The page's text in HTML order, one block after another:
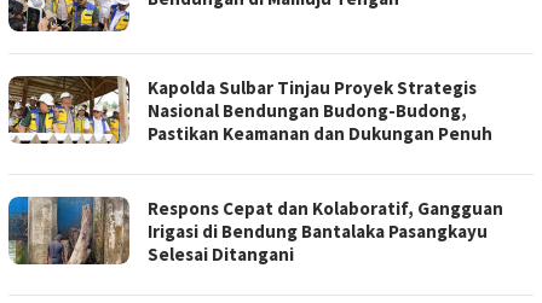
Kapolda Sulbar Tinjau Proyek Strategis
Nasional Bendungan Budong-Budong,
Pastikan Keamanan dan Dukungan Penuh
Respons Cepat dan Kolaboratif, Gangguan
Irigasi di Bendung Bantalaka Pasangkayu
Selesai Ditangani